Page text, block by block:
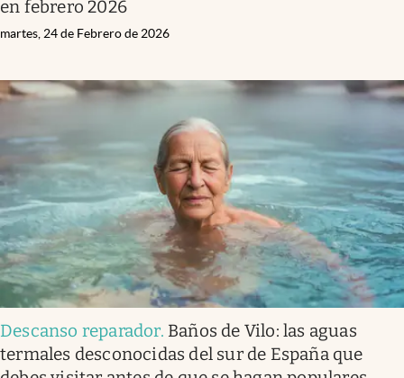
en febrero 2026
martes, 24 de Febrero de 2026
Descanso reparador. Baños de Vilo: las aguas
termales desconocidas del sur de España que